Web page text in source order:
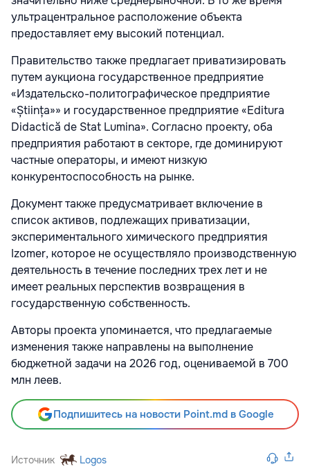
ультрацентральное расположение объекта
предоставляет ему высокий потенциал.
Правительство также предлагает приватизировать
путем аукциона государственное предприятие
«Издательско-политографическое предприятие
«Știința»» и государственное предприятие «Editura
Didactică de Stat Lumina». Согласно проекту, оба
предприятия работают в секторе, где доминируют
частные операторы, и имеют низкую
конкурентоспособность на рынке.
Документ также предусматривает включение в
список активов, подлежащих приватизации,
экспериментального химического предприятия
Izomer, которое не осуществляло производственную
деятельность в течение последних трех лет и не
имеет реальных перспектив возвращения в
государственную собственность.
Авторы проекта упоминается, что предлагаемые
изменения также направлены на выполнение
бюджетной задачи на 2026 год, оцениваемой в 700
млн леев.
Подпишитесь на новости Point.md в Google
Источник Logos